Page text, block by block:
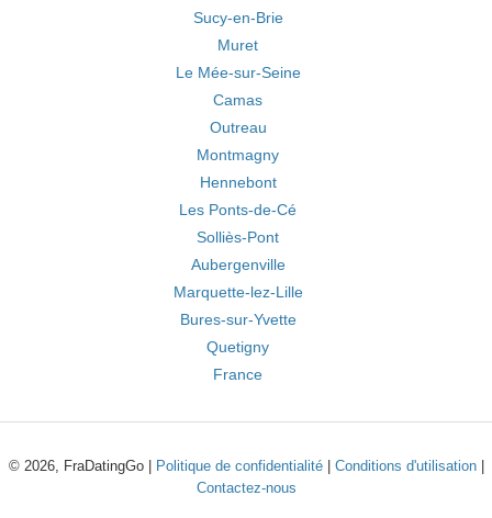
Sucy-en-Brie
Muret
Le Mée-sur-Seine
Camas
Outreau
Montmagny
Hennebont
Les Ponts-de-Cé
Solliès-Pont
Aubergenville
Marquette-lez-Lille
Bures-sur-Yvette
Quetigny
France
© 2026, FraDatingGo | Politique de confidentialité| Conditions d'utilisation|
Contactez-nous